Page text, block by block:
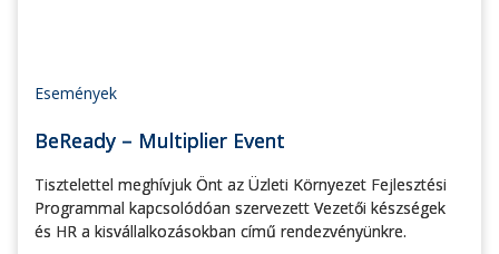
Események
BeReady – Multiplier Event
Tisztelettel meghívjuk Önt az Üzleti Környezet Fejlesztési
Programmal kapcsolódóan szervezett Vezetői készségek
és HR a kisvállalkozásokban című rendezvényünkre.